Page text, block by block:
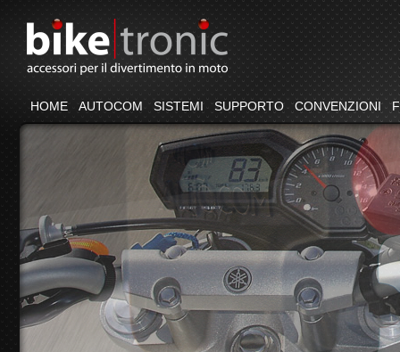
HOME AUTOCOM SISTEMI SUPPORTO CONVENZIONI